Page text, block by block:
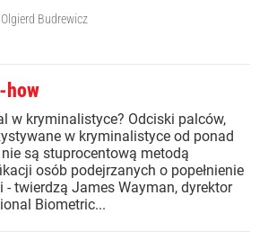
Olgierd Budrewicz
how
w kryminalistyce? Odciski palców,
w kryminalistyce od ponad
są stuprocentową metodą
osób podejrzanych o popełnienie
- twierdzą James Wayman, dyrektor
Biometric...